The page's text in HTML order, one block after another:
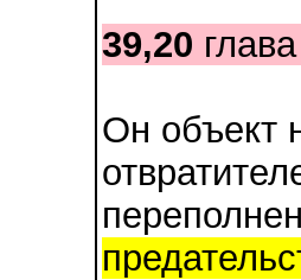
39,20
Он объект